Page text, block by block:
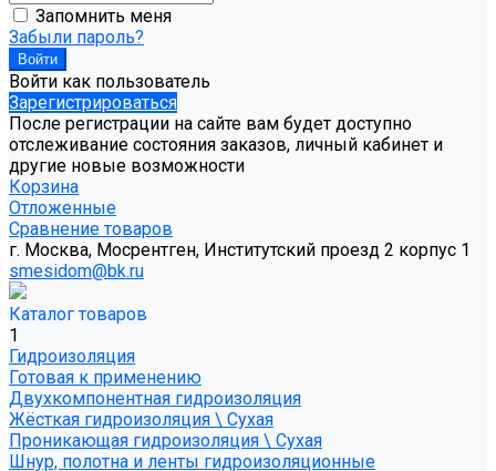
Запомнить меня
Забыли пароль?
Войти как пользователь
Зарегистрироваться
После регистрации на сайте вам будет доступно
отслеживание состояния заказов, личный кабинет и
другие новые возможности
Корзина
Отложенные
Сравнение товаров
г. Москва, Мосрентген, Институтский проезд 2 корпус 1
smesidom@bk.ru
Каталог товаров
1
Гидроизоляция
Готовая к применению
Двухкомпонентная гидроизоляция
Жёсткая гидроизоляция \ Сухая
Проникающая гидроизоляция \ Сухая
Шнур, полотна и ленты гидроизоляционные